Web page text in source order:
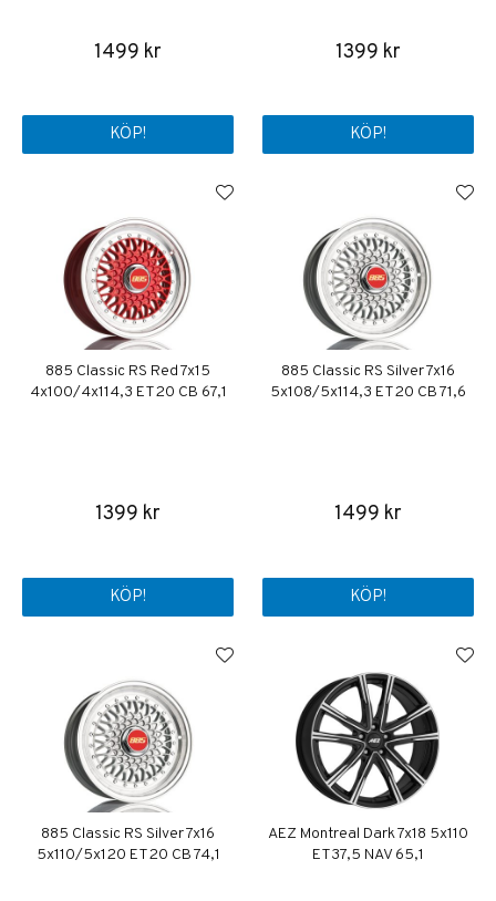
1499 kr
KÖP!
1399 kr
KÖP!
885 Classic RS Red 7x15
4x100/4x114,3 ET20 CB 67,1
1399 kr
KÖP!
885 Classic RS Silver 7x16
5x108/5x114,3 ET20 CB 71,6
1499 kr
KÖP!
885 Classic RS Silver 7x16
5x110/5x120 ET20 CB 74,1
AEZ Montreal Dark 7x18 5x110
ET37,5 NAV 65,1